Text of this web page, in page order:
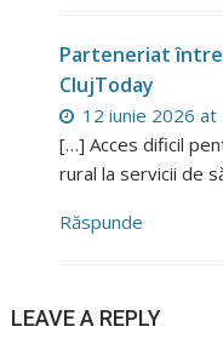
Parteneriat între
ClujToday
12 iunie 2026 at
[…] Acces dificil
rural la servicii de
Răspunde
LEAVE A REPLY